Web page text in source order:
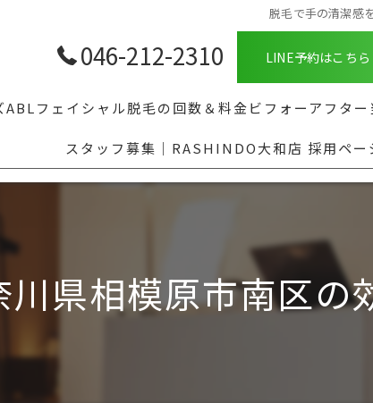
脱毛で手の清潔感
046-212-2310 LINE予約はこちら
ズ脱毛｜体育・部活前のムダ毛対策ならRASHINDO大和店
ABLフェイシャル脱毛の回数＆料金
人気脱毛部位5種
ビフォーアフター
スタッフ募集｜RASHINDO大和店 採用ペー
県相模原市南区の